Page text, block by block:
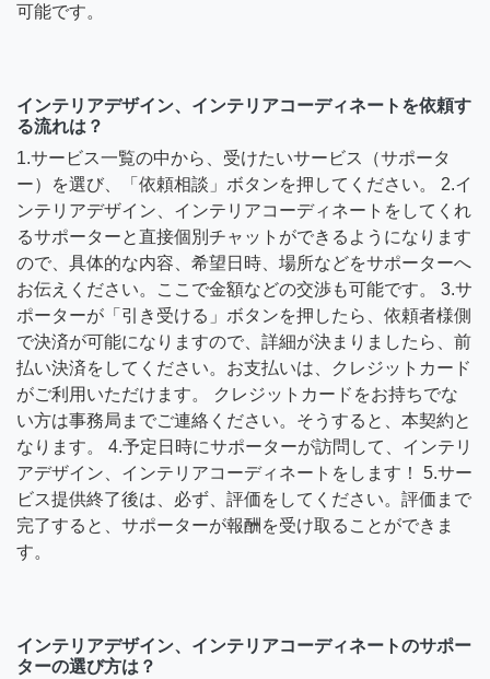
可能です。
インテリアデザイン、インテリアコーディネートを依頼す
る流れは？
1.サービス一覧の中から、受けたいサービス（サポータ
ー）を選び、「依頼相談」ボタンを押してください。 2.イ
ンテリアデザイン、インテリアコーディネートをしてくれ
るサポーターと直接個別チャットができるようになります
ので、具体的な内容、希望日時、場所などをサポーターへ
お伝えください。ここで金額などの交渉も可能です。 3.サ
ポーターが「引き受ける」ボタンを押したら、依頼者様側
で決済が可能になりますので、詳細が決まりましたら、前
払い決済をしてください。お支払いは、クレジットカード
がご利用いただけます。 クレジットカードをお持ちでな
い方は事務局までご連絡ください。そうすると、本契約と
なります。 4.予定日時にサポーターが訪問して、インテリ
アデザイン、インテリアコーディネートをします！ 5.サー
ビス提供終了後は、必ず、評価をしてください。評価まで
完了すると、サポーターが報酬を受け取ることができま
す。
インテリアデザイン、インテリアコーディネートのサポー
ターの選び方は？